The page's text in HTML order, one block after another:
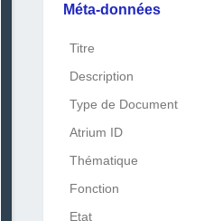
Méta-données
Titre
Description
Type de Document
Atrium ID
Thématique
Fonction
Etat